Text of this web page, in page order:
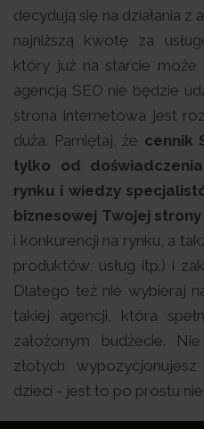
decydują się na działania
najniższą kwotę za
który już na starcie może
agencją SEO nie będzie
strona internetowa jest
duża. Pamiętaj, że cennik
tylko od
rynku i wiedzy
biznesowej Twojej strony
i konkurencji na rynku, a
produktów, usług itp.) i
Dlatego też nie wybieraj
takiej agencji, która
założonym budżecie.
złotych
dzieci - jest to po prostu